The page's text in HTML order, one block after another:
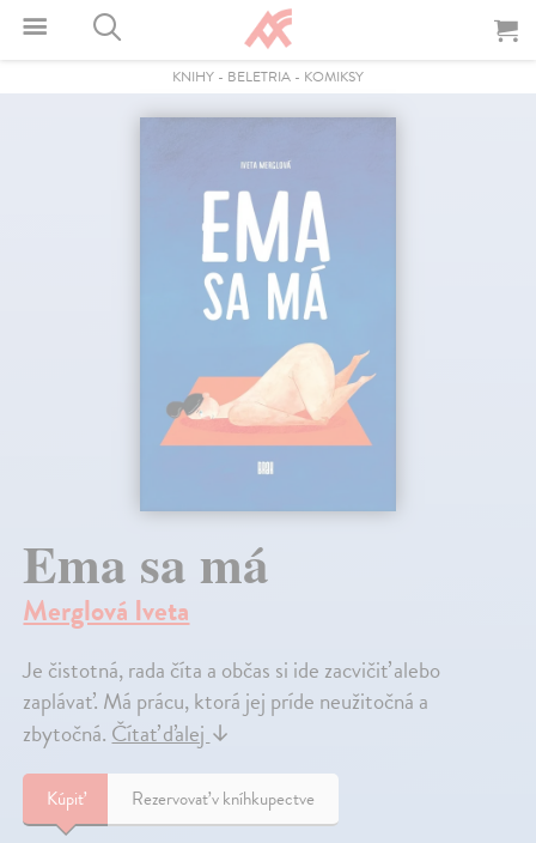
KNIHY - BELETRIA - KOMIKSY
Ema sa má
Merglová Iveta
Je čistotná, rada číta a občas si ide zacvičiť alebo
zaplávať. Má prácu, ktorá jej príde neužitočná a
zbytočná.Čítať ďalej↓
Kúpiť Rezervovať v kníhkupectve